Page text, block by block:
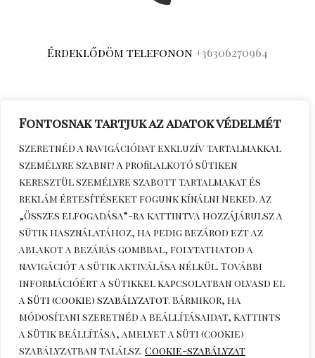
Fontosnak tartjuk az adatok védelmét
Szeretnéd a navigációdat exkluzív tartalmakkal
személyre szabni? A profilalkotó sütiken
keresztül személyre szabott tartalmakat és
reklám értesítéseket fogunk kínálni Neked. Az
„Összes elfogadása”-ra kattintva hozzájárulsz a
sütik használatához, ha pedig bezárod ezt az
ablakot a bezárás gombbal, folytathatod a
navigációt a sütik aktiválása nélkül. További
információért a sütikkel kapcsolatban olvasd el
a Süti (cookie) szabályzatot. Bármikor, ha
módosítani szeretnéd a beállításaidat, kattints
a Sütik beállítása, amelyet a Süti (cookie)
szabályzatban találsz. Cookie-szabályzat
Érdeklődöm telefonon +36306270964
Copyright © 2026 katuska.hu.
Powered by katuska.hu.